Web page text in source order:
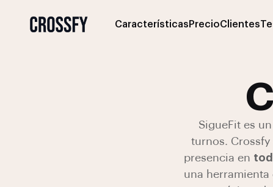
Características PrecioClientes
SigueFit es
turnos.
presencia en
una herramienta